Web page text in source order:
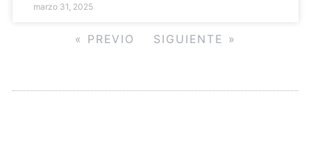
marzo 31, 2025
« PREVIO SIGUIENTE »